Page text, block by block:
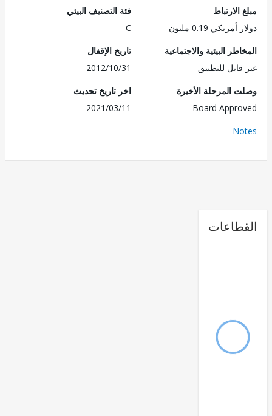
0.19 مليون
فئة التصنيف البيئي
البيئية والاجتماعية
للتطبيق
تاريخ الإقفال
2012/10/31
المرحلة الأخيرة
Board
اخر تاريخ تحديث
2021/03/11